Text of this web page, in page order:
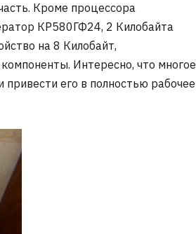
Кроме процессора
КР580ГФ24, 2 Килобайта
на 8 Килобайт,
Интересно, что многое
привести его в полностью рабочее